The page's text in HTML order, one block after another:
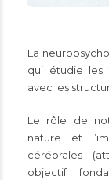
La
qui étudie les
avec les
Le rôle de
nature et
cérébrales
objectif